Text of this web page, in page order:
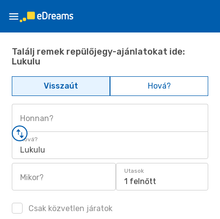
Találj remek repülőjegy-ajánlatokat ide:
Lukulu
Visszaút Hová?
Honnan?
Hová?
Lukulu
Mikor?
Utasok
1 felnőtt
Csak közvetlen járatok